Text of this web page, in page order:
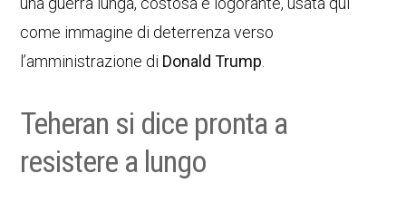
come immagine di deterrenza verso
l’amministrazione di Donald Trump
Teheran si dice pronta a
resistere a lungo